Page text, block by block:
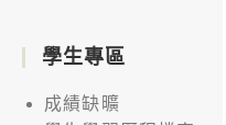
學生專區
成績缺曠